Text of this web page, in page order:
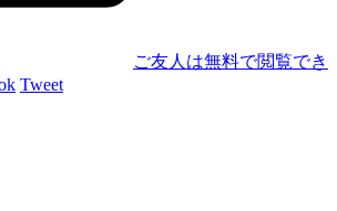
ご友人は無料で閲覧でき
Tweet